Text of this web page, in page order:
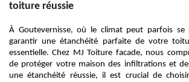
toiture réussie
À Goutevernisse, où le climat peut parfois se
garantir une étanchéité parfaite de votre
essentielle. Chez MJ Toiture facade, nous
de protéger votre maison des infiltrations et
une étanchéité réussie, il est crucial de